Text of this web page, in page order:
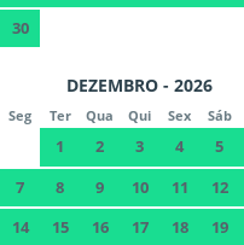
30
DEZEMBRO - 2026
Seg Ter Qua Qui Sex Sáb
1 2 3 4 5
7
8 9 10 11 12
14
15 16 17 18 19